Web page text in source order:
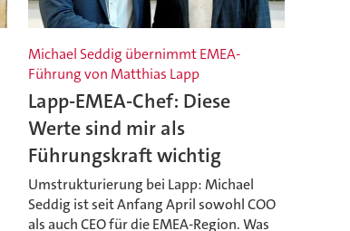
Michael Seddig übernimmt EMEA-
Führung von Matthias Lapp
Lapp-EMEA-Chef: Diese
Werte sind mir als
Führungskraft wichtig
Umstrukturierung bei Lapp: Michael
Seddig ist seit Anfang April sowohl COO
als auch CEO für die EMEA-Region. Was